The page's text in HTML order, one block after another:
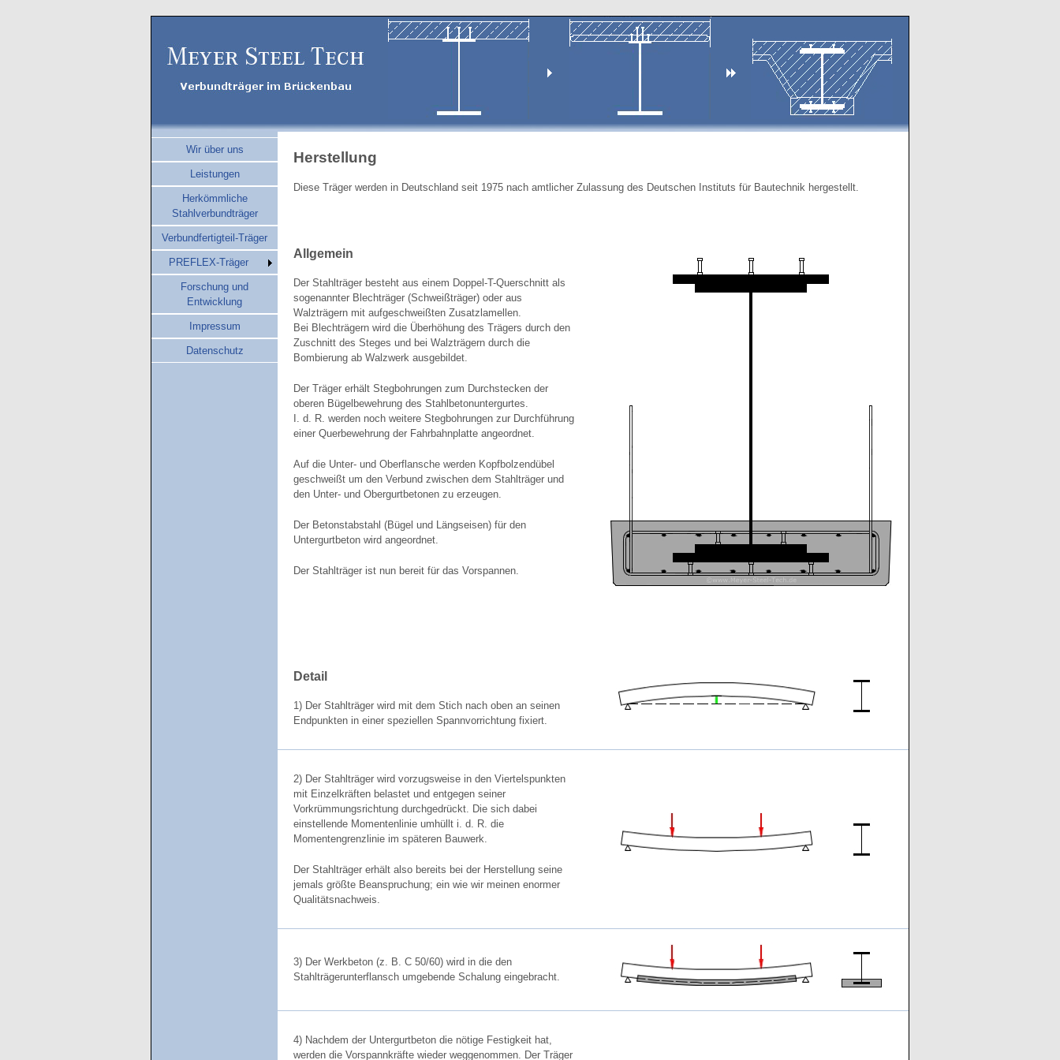
Wir über uns
Leistungen
Herkömmliche
Stahlverbundträger
Verbundfertigteil-Träger
PREFLEX-Träger
Forschung und
Entwicklung
Impressum
Datenschutz
Herstellung
Diese Träger werden in Deutschland seit 1975 nach amtlicher Zulassung des Deutschen Instituts für Bautechnik hergestellt.
Allgemein
Der Stahlträger besteht aus einem Doppel-T-Querschnitt als
sogenannter Blechträger (Schweißträger) oder aus
Walzträgern mit aufgeschweißten Zusatzlamellen.
Bei Blechträgern wird die Überhöhung des Trägers durch den
Zuschnitt des Steges und bei Walzträgern durch die
Bombierung ab Walzwerk ausgebildet.
Der Träger erhält Stegbohrungen zum Durchstecken der
oberen Bügelbewehrung des Stahlbetonuntergurtes.
I. d. R. werden noch weitere Stegbohrungen zur Durchführung
einer Querbewehrung der Fahrbahnplatte angeordnet.
Auf die Unter- und Oberflansche werden Kopfbolzendübel
geschweißt um den Verbund zwischen dem Stahlträger und
den Unter- und Obergurtbetonen zu erzeugen.
Der Betonstabstahl (Bügel und Längseisen) für den
Untergurtbeton wird angeordnet.
Der Stahlträger ist nun bereit für das Vorspannen.
Detail
1) Der Stahlträger wird mit dem Stich nach oben an seinen
Endpunkten in einer speziellen Spannvorrichtung fixiert.
2) Der Stahlträger wird vorzugsweise in den Viertelspunkten
mit Einzelkräften belastet und entgegen seiner
Vorkrümmungsrichtung durchgedrückt. Die sich dabei
einstellende Momentenlinie umhüllt i. d. R. die
Momentengrenzlinie im späteren Bauwerk.
Der Stahlträger erhält also bereits bei der Herstellung seine
jemals größte Beanspruchung; ein wie wir meinen enormer
Qualitätsnachweis.
3) Der Werkbeton (z. B. C 50/60) wird in die den
Stahlträgerunterflansch umgebende Schalung eingebracht.
4) Nachdem der Untergurtbeton die nötige Festigkeit hat,
werden die Vorspannkräfte wieder weggenommen. Der Träger